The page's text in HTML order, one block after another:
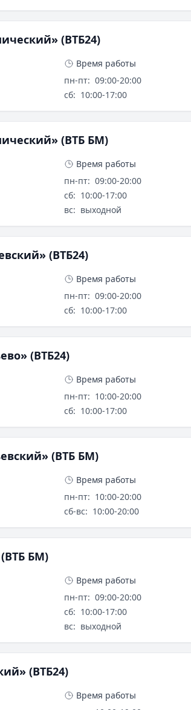
(ВТБ24)
Время работы
пн-пт: 09:00-20:00
сб: 10:00-17:00
(ВТБ БМ)
Время работы
пн-пт: 09:00-20:00
сб: 10:00-17:00
вс: выходной
(ВТБ24)
Время работы
пн-пт: 09:00-20:00
сб: 10:00-17:00
(ВТБ24)
Время работы
пн-пт: 10:00-20:00
сб: 10:00-17:00
(ВТБ БМ)
Время работы
пн-пт: 10:00-20:00
сб-вс: 10:00-20:00
БМ)
Время работы
пн-пт: 09:00-20:00
сб: 10:00-17:00
вс: выходной
(ВТБ24)
Время работы